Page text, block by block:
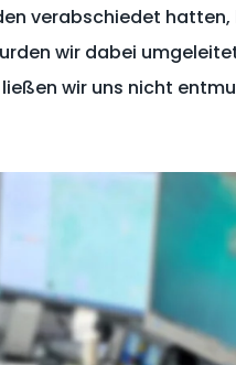
verabschiedet
wir dabei
wir uns nicht